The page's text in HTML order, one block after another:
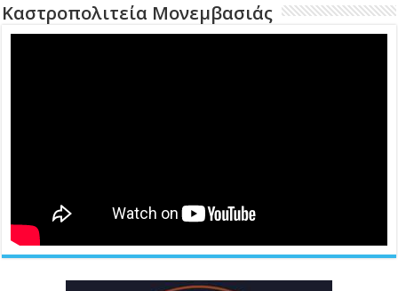
Καστροπολιτεία Μονεμβασιάς